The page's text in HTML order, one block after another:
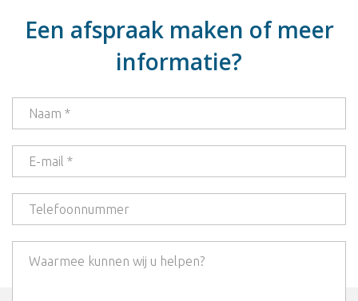
Een afspraak maken of meer
informatie?